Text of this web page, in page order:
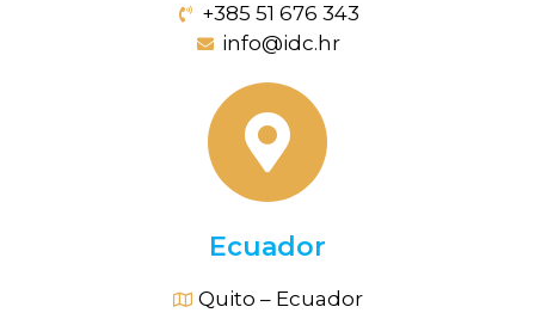
+385 51 676 343
info@idc.hr
Ecuador
Quito – Ecuador